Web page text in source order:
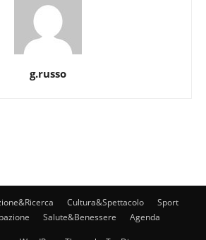
g.russo
Cultura&Spettacolo
Sport
Salute&Benessere Agenda